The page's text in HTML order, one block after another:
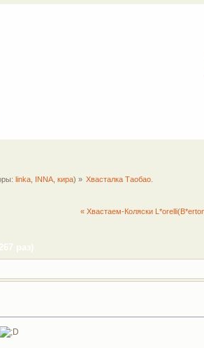
linka, INNA, кира) » Хвасталка Таобао.
« Хвастаем-Коляски
раз)